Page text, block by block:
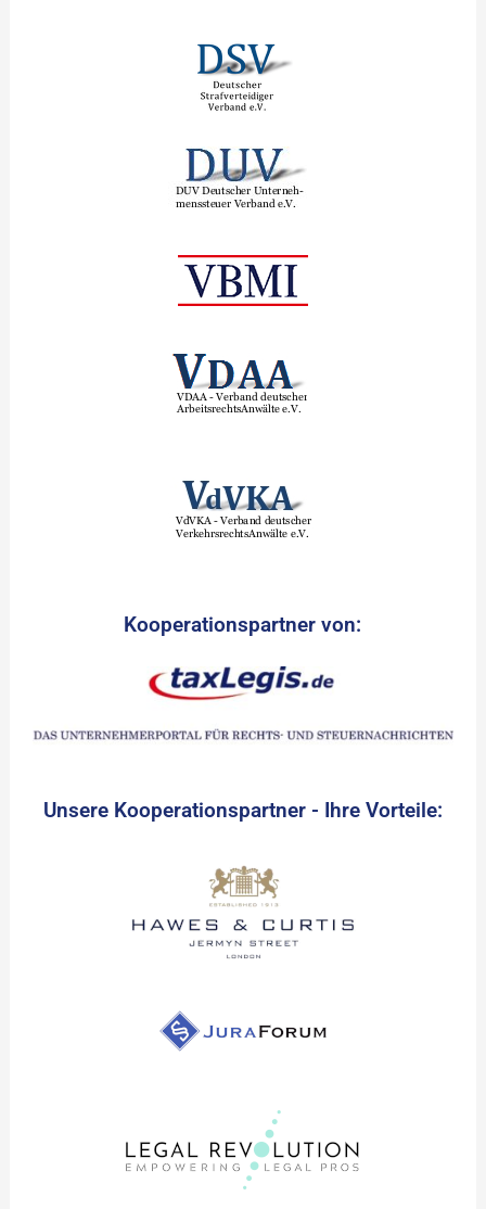
Kooperationspartner von:
Unsere Kooperationspartner - Ihre Vorteile: